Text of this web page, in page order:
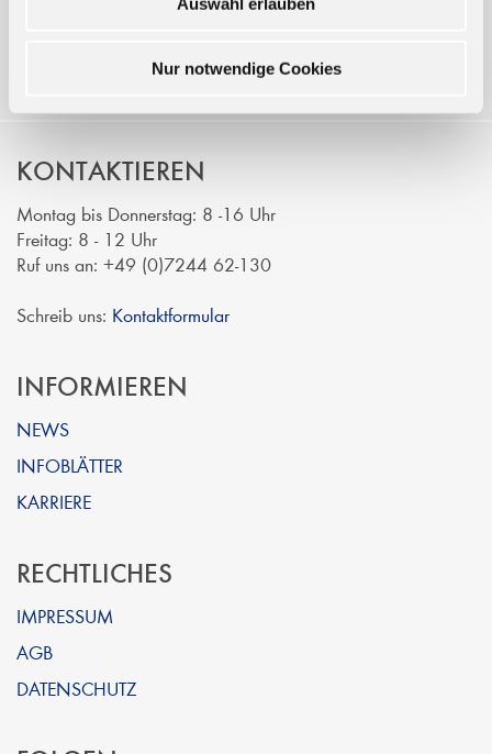
Nur notwendige Cookies
Sinne des § 13 BGB. Alle Preise in Euro
KONTAKTIEREN
Montag bis Donnerstag: 8 -16 Uhr
Freitag: 8 - 12 Uhr
Ruf uns an: +49 (0)7244 62-130
Schreib uns: Kontaktformular
INFORMIEREN
NEWS
INFOBLÄTTER
KARRIERE
RECHTLICHES
IMPRESSUM
AGB
DATENSCHUTZ